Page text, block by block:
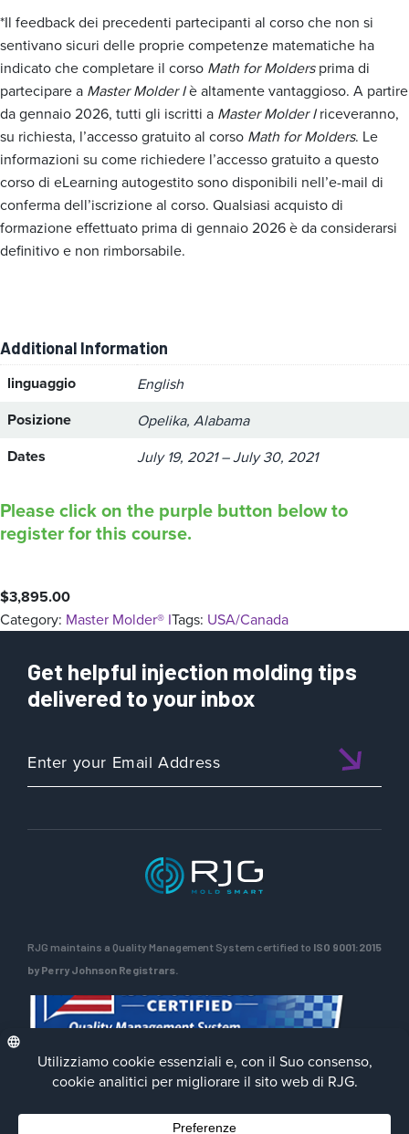
*Il feedback dei precedenti partecipanti al corso che non si
sentivano sicuri delle proprie competenze matematiche ha
indicato che completare il corso Math for Moldersprima di
partecipare a Master Molder Iè altamente vantaggioso. A partire
da gennaio 2026, tutti gli iscritti a Master Molder Iriceveranno,
su richiesta, l’accesso gratuito al corso Math for Molders. Le
informazioni su come richiedere l’accesso gratuito a questo
corso di eLearning autogestito sono disponibili nell’e-mail di
conferma dell’iscrizione al corso. Qualsiasi acquisto di
formazione effettuato prima di gennaio 2026 è da considerarsi
definitivo e non rimborsabile.
Additional Information
linguaggio English
Posizione Opelika, Alabama
Dates July 19, 2021 – July 30, 2021
Please click on the purple button below to
register for this course.
$3,895.00
Category: Master Molder® ITags: USA/Canada
Get helpful injection molding tips
delivered to your inbox
RJG maintains a Quality Management System certified to ISO 9001:2015
by Perry Johnson Registrars.